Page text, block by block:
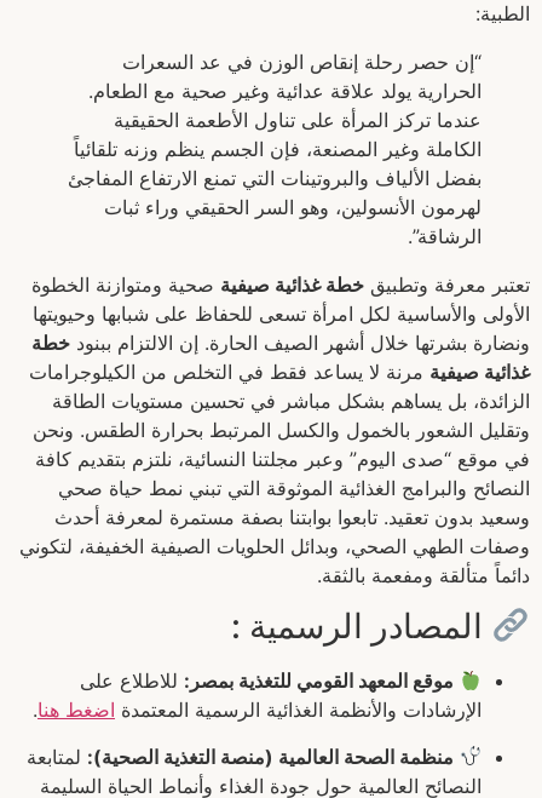
الطبية:
“إن حصر رحلة إنقاص الوزن في عد السعرات
الحرارية يولد علاقة عدائية وغير صحية مع الطعام.
عندما تركز المرأة على تناول الأطعمة الحقيقية
الكاملة وغير المصنعة، فإن الجسم ينظم وزنه تلقائياً
بفضل الألياف والبروتينات التي تمنع الارتفاع المفاجئ
لهرمون الأنسولين، وهو السر الحقيقي وراء ثبات
الرشاقة”.
تعتبر معرفة وتطبيق خطة غذائية صيفية صحية ومتوازنة الخطوة
الأولى والأساسية لكل امرأة تسعى للحفاظ على شبابها وحيويتها
ونضارة بشرتها خلال أشهر الصيف الحارة. إن الالتزام ببنود خطة
غذائية صيفية مرنة لا يساعد فقط في التخلص من الكيلوجرامات
الزائدة، بل يساهم بشكل مباشر في تحسين مستويات الطاقة
وتقليل الشعور بالخمول والكسل المرتبط بحرارة الطقس. ونحن
في موقع “صدى اليوم” وعبر مجلتنا النسائية، نلتزم بتقديم كافة
النصائح والبرامج الغذائية الموثوقة التي تبني نمط حياة صحي
وسعيد بدون تعقيد. تابعوا بوابتنا بصفة مستمرة لمعرفة أحدث
وصفات الطهي الصحي، وبدائل الحلويات الصيفية الخفيفة، لتكوني
دائماً متألقة ومفعمة بالثقة.
المصادر الرسمية :
موقع المعهد القومي للتغذية بمصر: للاطلاع على
الإرشادات والأنظمة الغذائية الرسمية المعتمدة اضغط هنا.
منظمة الصحة العالمية (منصة التغذية الصحية): لمتابعة
النصائح العالمية حول جودة الغذاء وأنماط الحياة السليمة